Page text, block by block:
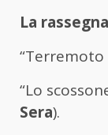
La
“Terremoto
“Lo
Sera).